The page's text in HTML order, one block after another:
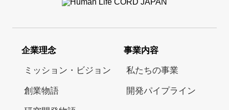
企業理念
ミッション・ビジョン
創業物語
事業内容
私たちの事業
開発パイプライン